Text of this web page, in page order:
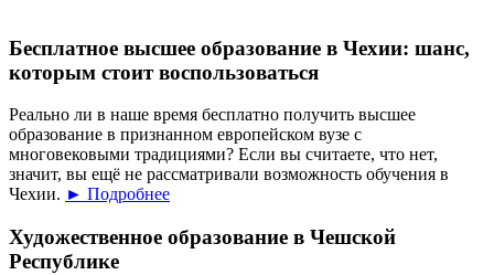
Бесплатное высшее образование в Чехии: шанс,
которым стоит воспользоваться
Реально ли в наше время бесплатно получить высшее
образование в признанном европейском вузе с
многовековыми традициями? Если вы считаете, что нет,
значит, вы ещё не рассматривали возможность обучения в
Чехии. ► Подробнее
Художественное образование в Чешской
Республике